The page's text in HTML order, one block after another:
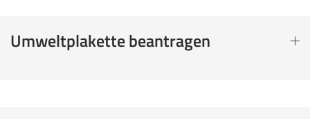
Umweltplakette beantragen